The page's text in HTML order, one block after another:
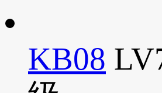
KB08